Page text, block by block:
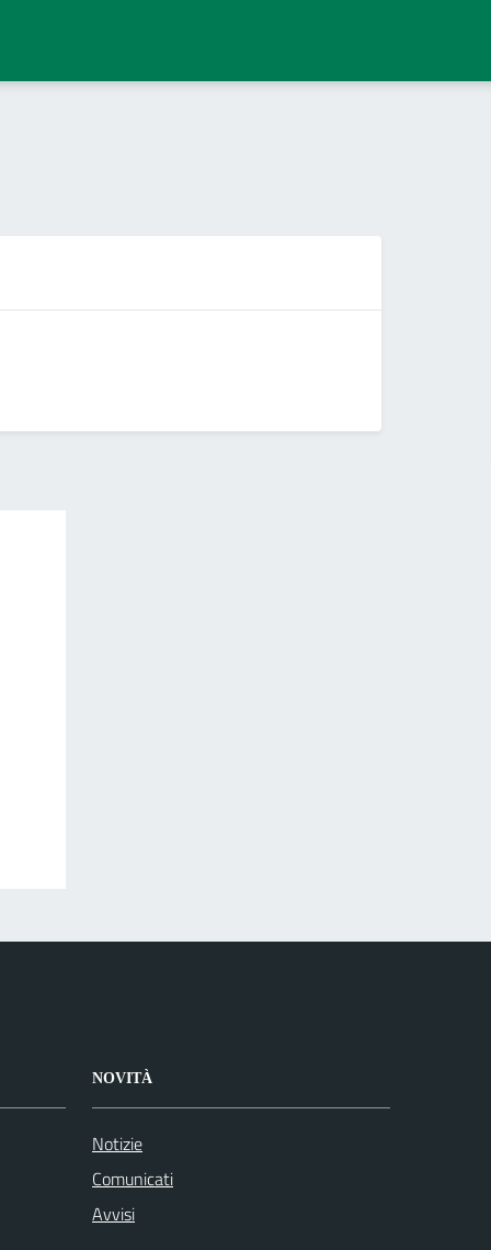
NOVITÀ
Notizie
Comunicati
Avvisi